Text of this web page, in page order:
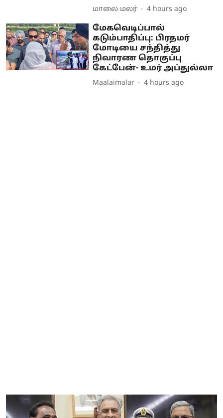
மாலை மலர் 4 hours ago
மேகவெடிப்பால்
கடும்பாதிப்பு: பிரதமர்
மோடியை சந்தித்து
நிவாரண தொகுப்பு
கேட்பேன்- உமர் அப்துல்லா
Maalaimalar 4 hours ago